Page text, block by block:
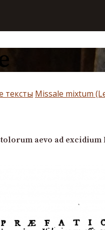
тексты Missale mixtum
aevo ad